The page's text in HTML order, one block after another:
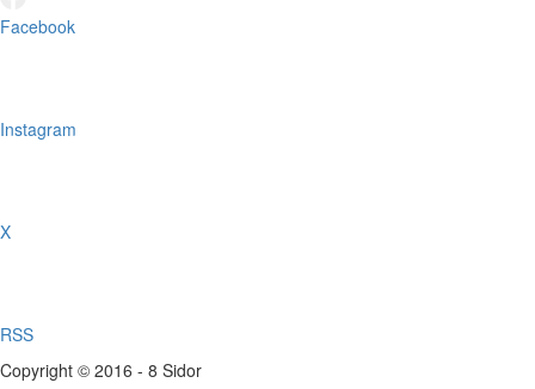
Facebook
Instagram
X
RSS
Copyright © 2016 - 8 Sidor